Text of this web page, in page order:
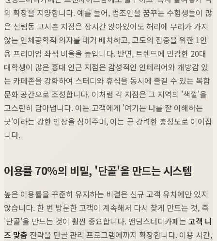
의 확장을 지양합니다. 예를 들어, 법조인을 꿈꾸는 수험생들이 많
은 신림동 고시촌 지점은 장시간 앉아있어도 허리에 무리가 가지
않는 인체공학적 의자를 대거 배치하고, 고도의 집중을 위한 1인
용 프리미엄 좌석 비율을 높입니다. 반면, 트렌드에 민감한 20대
대학생이 많은 홍대 인근 지점은 감성적인 인테리어와 개방감 있
는 카페존을 강화하여 스터디와 휴식을 동시에 즐길 수 있는 복합
문화 공간으로 조성합니다. 이처럼 각 지점은 그 지역의 '색깔'을
고스란히 담아냅니다. 이는 고객에게 '여기는 나를 잘 이해하는
곳'이라는 강한 인상을 심어주며, 이는 곧 강력한 충성도로 이어집
니다.
이용률 70%의 비밀, '단골'을 만드는 시스템
높은 이용률을 꾸준히 유지하는 비결은 신규 고객 유치에만 있지
않습니다. 한 번 방문한 고객이 계속해서 다시 찾게 만드는 것, 즉
'단골'을 만드는 것이 훨씬 중요합니다. 앤딩스터디카페는 고객 니
즈 맞춤 전략을 단골 관리 프로그램에까지 확장합니다. 이용 시간,